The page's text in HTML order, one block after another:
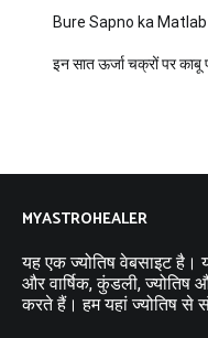
Bure Sapno ka
इन सात ऊर्जा चक्रों पर काबू
MYASTROHEALER
यह एक ज्योतिष वेबसाइट है।
और वार्षिक, कुंडली,
करते हैं। हम यहां ज्योतिष से